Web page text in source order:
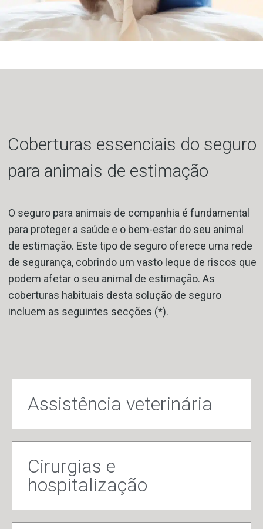
Coberturas essenciais do seguro
para animais de estimação
O seguro para animais de companhia é fundamental
para proteger a saúde e o bem-estar do seu animal
de estimação. Este tipo de seguro oferece uma rede
de segurança, cobrindo um vasto leque de riscos que
podem afetar o seu animal de estimação. As
coberturas habituais desta solução de seguro
incluem as seguintes secções (*).
Assistência veterinária
Cirurgias e
hospitalização